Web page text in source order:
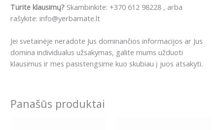
Turite klausimų? Skambinkite: +370 612 98228 , arba
rašykite: info@yerbamate.lt
Jei svetainėje neradote Jus dominančios informacijos ar Jus
domina individualus užsakymas, galite mums užduoti
klausimus ir mes pasistengsime kuo skubiau į juos atsakyti.
Panašūs produktai